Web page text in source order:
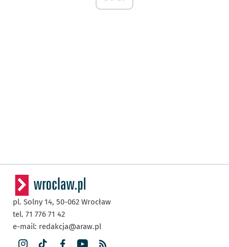
pl. Solny 14, 50-062 Wrocław
tel. 71 776 71 42
e-mail: redakcja@araw.pl